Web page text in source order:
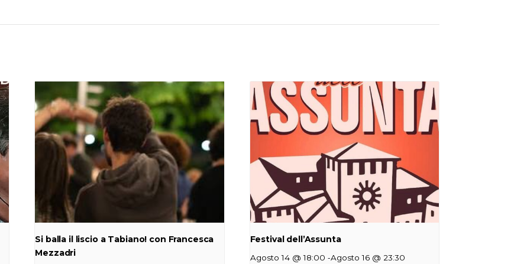
Si balla il liscio a Tabiano! con Francesca
Mezzadri
Festival dell’Assunta
Agosto 14 @ 18:00 -Agosto 16 @ 23:30